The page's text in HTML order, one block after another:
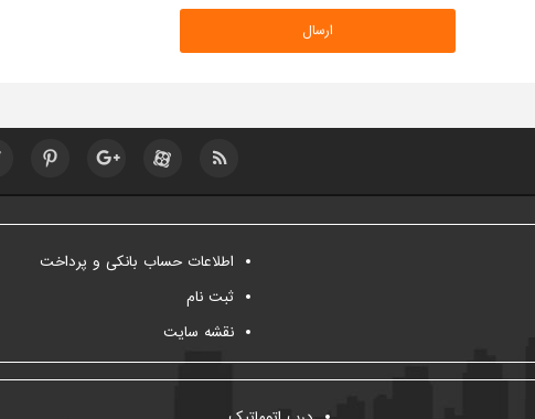
اطلاعات حساب بانکی و پرداخت
ثبت نام
نقشه سایت